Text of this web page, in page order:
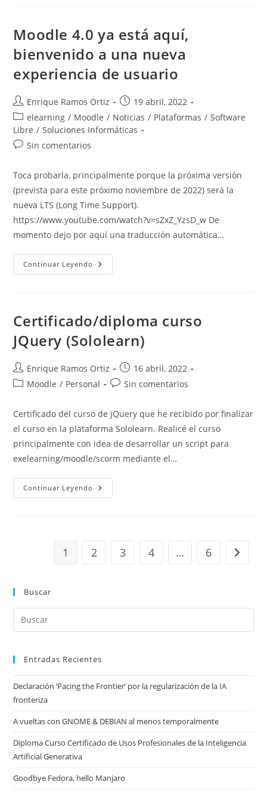
(localhost)
Moodle 4.0 ya está aquí,
bienvenido a una nueva
experiencia de usuario
Autor
de
la
entrada:
Enrique Ramos Ortiz
Publicación
de
la
19 abril, 2022
Categoría
de
la
elearning / Moodle / Noticias / Plataformas / Software
Libre / Soluciones Informáticas
Comentarios
entrada:
Sin comentarios
Toca probarla, principalmente porque la próxima versión
(prevista para este próximo noviembre de 2022) será la
nueva LTS (Long Time Support).
https://www.youtube.com/watch?v=sZxZ_YzsD_w De
momento dejo por aquí una traducción automática…
Continuar Leyendo Moodle
4.0
A
Una
Nueva
Experiencia
De
Certificado/diploma curso
JQuery (Sololearn)
Autor
de
Enrique Ramos Ortiz
Publicación
de
16 abril, 2022
Categoría
entrada:
Moodle / Personal
Comentarios
la
entrada:
Sin comentarios
Certificado del curso de jQuery que he recibido por finalizar
el curso en la plataforma Sololearn. Realicé el curso
principalmente con idea de desarrollar un script para
exelearning/moodle/scorm mediante el…
Continuar Leyendo Certificado/diploma
Curso
1 2 3 4 … 6 Ir a la
Buscar
Entradas Recientes
Declaración ‘Pacing the Frontier’ por la regularización de la IA
fronteriza
A vueltas con GNOME & DEBIAN al menos temporalmente
Diploma Curso Certificado de Usos Profesionales de la Inteligencia
Artificial Generativa
Goodbye Fedora, hello Manjaro